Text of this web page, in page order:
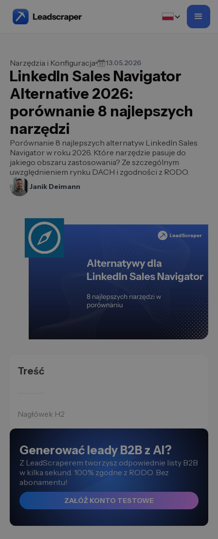
Narzędzia i Konfiguracja 13.05.2026
LinkedIn Sales Navigator
Alternative 2026:
porównanie 8 najlepszych
narzędzi
Porównanie 8 najlepszych alternatyw LinkedIn Sales
Navigator w roku 2026. Które narzędzie pasuje do
jakiego obszaru zastosowania? Ze szczególnym
uwzględnieniem rynku DACH i zgodności z RODO.
Janik Deimann
Treść
Nagłówek H2
Generować leady B2B z AI?
Z LeadScraperem tworzysz odpowiednie listy B2B
w kilka sekund. 100% zgodne z RODO. Bez
abonamentu!
ZAŁÓŻ KONTO TESTOWE